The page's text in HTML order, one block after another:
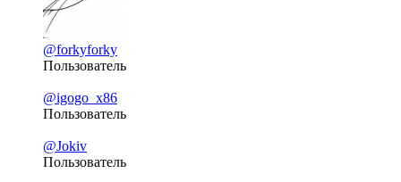
@forkyforky
Пользователь
@igogo_x86
Пользователь
@Jokiv
Пользователь